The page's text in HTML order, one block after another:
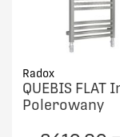
Radox
QUEBIS FLAT
Polerowany